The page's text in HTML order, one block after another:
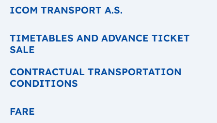
ICOM TRANSPORT A.S.
TIMETABLES AND ADVANCE TICKET
SALE
CONTRACTUAL TRANSPORTATION
CONDITIONS
FARE